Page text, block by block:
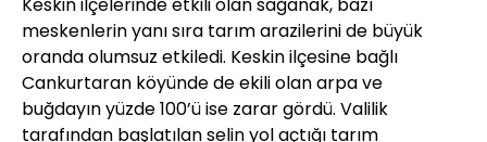
meskenlerin yanı sıra tarım arazilerini de büyük
oranda olumsuz etkiledi. Keskin ilçesine bağlı
Cankurtaran köyünde de ekili olan arpa ve
buğdayın yüzde 100’ü ise zarar gördü. Valilik
tarafından başlatılan selin yol açtığı tarım